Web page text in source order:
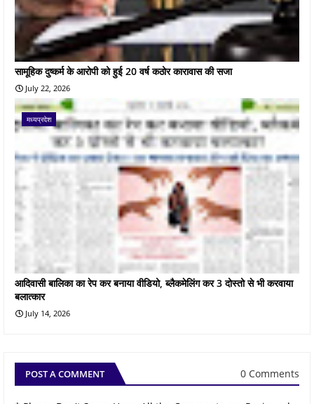
सामूहिक दुष्कर्म के आरोपी को हुई 20 वर्ष कठोर कारावास की सजा
July 22, 2026
मध्यप्रदेश
आदिवासी बालिका का रेप कर बनाया वीडियो, ब्लैकमेलिंग कर 3 दोस्तो से भी करवाया
बलात्कार
July 14, 2026
POST A COMMENT 0 Comments